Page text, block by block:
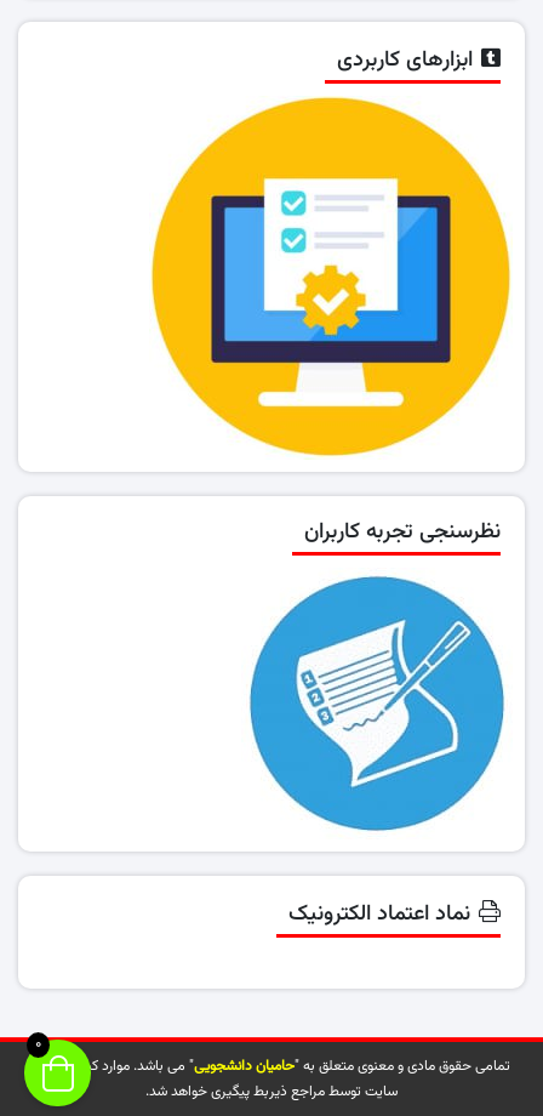
ابزارهای کاربردی
نظرسنجی تجربه کاربران
نماد اعتماد الکترونیک
تمامی حقوق مادی و معنوی متعلق به "حامیان دانشجویی" می باشد. موارد کپی شده از
سایت توسط مراجع ذیربط پیگیری خواهد شد.
0